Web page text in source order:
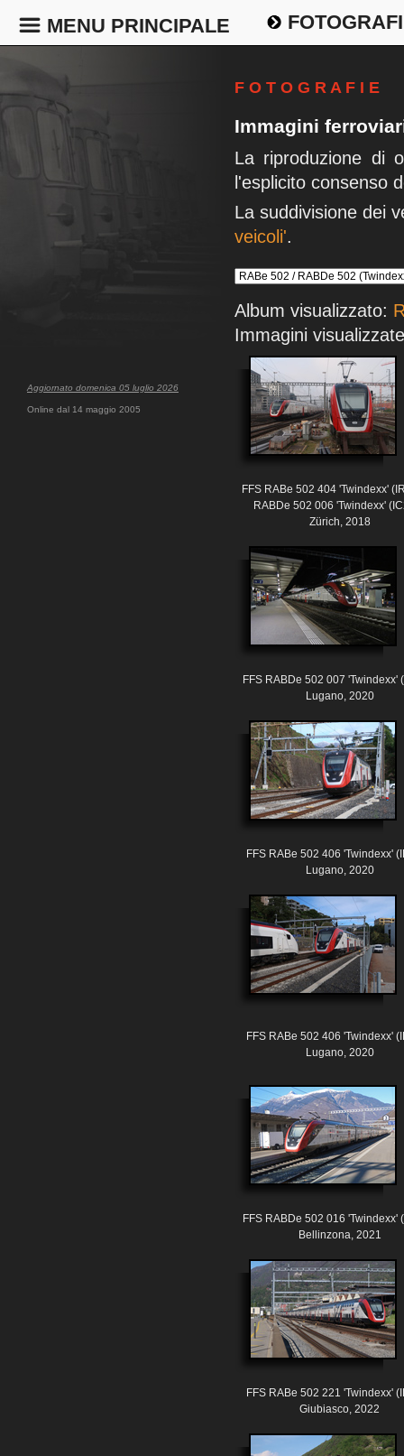
MENU PRINCIPALE
Aggiornato domenica 05 luglio 2026
Online dal 14 maggio 2005
F O T O G R A F I E
Immagini
La riproduzione di
l'esplicito consenso
La suddivisione dei
veicoli'.
Album visualizzato:
Immagini
FFS RABe 502 404 'Twindexx'
RABDe 502 006 'Twindexx'
Zürich, 2018
FFS RABDe 502 007 'Twindexx'
Lugano, 2020
FFS RABe 502 406 'Twindexx'
Lugano, 2020
FFS RABe 502 406 'Twindexx'
Lugano, 2020
FFS RABDe 502 016 'Twindexx'
Bellinzona, 2021
FFS RABe 502 221 'Twindexx'
Giubiasco, 2022